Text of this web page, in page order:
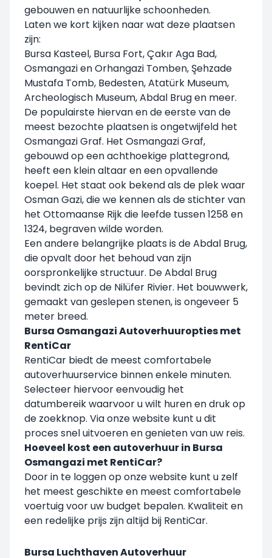
gebouwen en natuurlijke schoonheden.
Laten we kort kijken naar wat deze plaatsen
zijn:
Bursa Kasteel, Bursa Fort, Çakır Aga Bad,
Osmangazi en Orhangazi Tomben, Şehzade
Mustafa Tomb, Bedesten, Atatürk Museum,
Archeologisch Museum, Abdal Brug en meer.
De populairste hiervan en de eerste van de
meest bezochte plaatsen is ongetwijfeld het
Osmangazi Graf. Het Osmangazi Graf,
gebouwd op een achthoekige plattegrond,
heeft een klein altaar en een opvallende
koepel. Het staat ook bekend als de plek waar
Osman Gazi, die we kennen als de stichter van
het Ottomaanse Rijk die leefde tussen 1258 en
1324, begraven wilde worden.
Een andere belangrijke plaats is de Abdal Brug,
die opvalt door het behoud van zijn
oorspronkelijke structuur. De Abdal Brug
bevindt zich op de Nilüfer Rivier. Het bouwwerk,
gemaakt van geslepen stenen, is ongeveer 5
meter breed.
Bursa Osmangazi Autoverhuuropties met
RentiCar
RentiCar biedt de meest comfortabele
autoverhuurservice binnen enkele minuten.
Selecteer hiervoor eenvoudig het
datumbereik waarvoor u wilt huren en druk op
de zoekknop. Via onze website kunt u dit
proces snel uitvoeren en genieten van uw reis.
Hoeveel kost een autoverhuur in Bursa
Osmangazi met RentiCar?
Door in te loggen op onze website kunt u zelf
het meest geschikte en meest comfortabele
voertuig voor uw budget bepalen. Kwaliteit en
een redelijke prijs zijn altijd bij RentiCar.
Bursa Luchthaven Autoverhuur